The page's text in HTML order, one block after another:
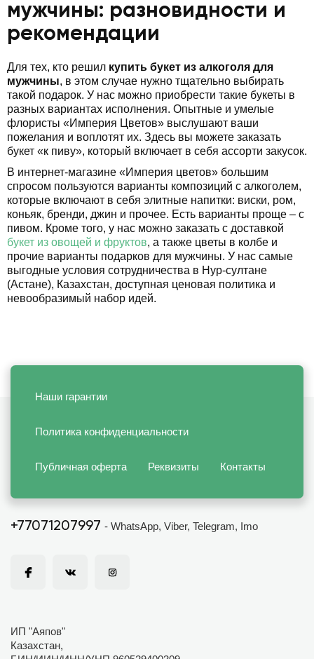
мужчины: разновидности и
рекомендации
Для тех, кто решил купить букет из алкоголя для
мужчины, в этом случае нужно тщательно выбирать
такой подарок. У нас можно приобрести такие букеты в
разных вариантах исполнения. Опытные и умелые
флористы «Империя Цветов» выслушают ваши
пожелания и воплотят их. Здесь вы можете заказать
букет «к пиву», который включает в себя ассорти закусок.
В интернет-магазине «Империя цветов» большим
спросом пользуются варианты композиций с алкоголем,
которые включают в себя элитные напитки: виски, ром,
коньяк, бренди, джин и прочее. Есть варианты проще – с
пивом. Кроме того, у нас можно заказать с доставкой
букет из овощей и фруктов, а также цветы в колбе и
прочие варианты подарков для мужчины. У нас самые
выгодные условия сотрудничества в Нур-султане
(Астане), Казахстан, доступная ценовая политика и
невообразимый набор идей.
Наши гарантии
Политика конфиденциальности
Публичная оферта Реквизиты Контакты
+77071207997 - WhatsApp, Viber, Telegram, Imo
ИП "Аяпов"
Казахстан,